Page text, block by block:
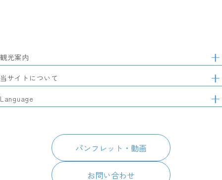
サ
イ
ト
マ
ッ
プ
観光案内
特集
モデルコース
当サイトについて
静岡県観光協会について
パンフレット・動画
Language
パンフレット・動画
お問い合わせ